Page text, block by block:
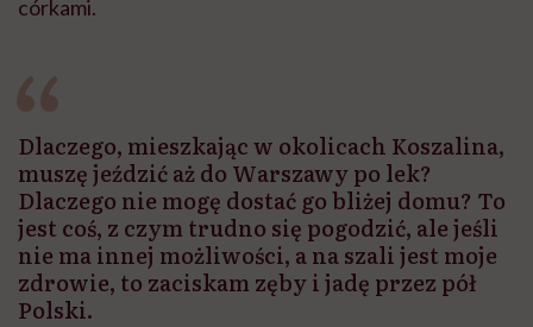
córkami.
Dlaczego, mieszkając w okolicach Koszalina,
muszę jeździć aż do Warszawy po lek?
Dlaczego nie mogę dostać go bliżej domu? To
jest coś, z czym trudno się pogodzić, ale jeśli
nie ma innej możliwości, a na szali jest moje
zdrowie, to zaciskam zęby i jadę przez pół
Polski.